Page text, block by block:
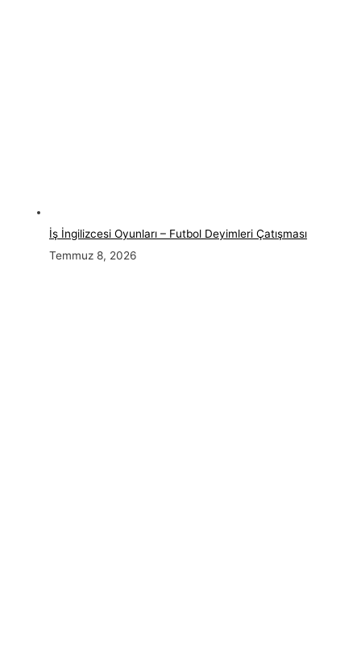
İş İngilizcesi Oyunları – Futbol Deyimleri Çatışması
Temmuz 8, 2026